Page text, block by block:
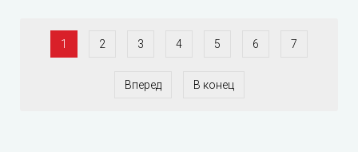
1 2 3 4 5 6 7
Вперед В конец